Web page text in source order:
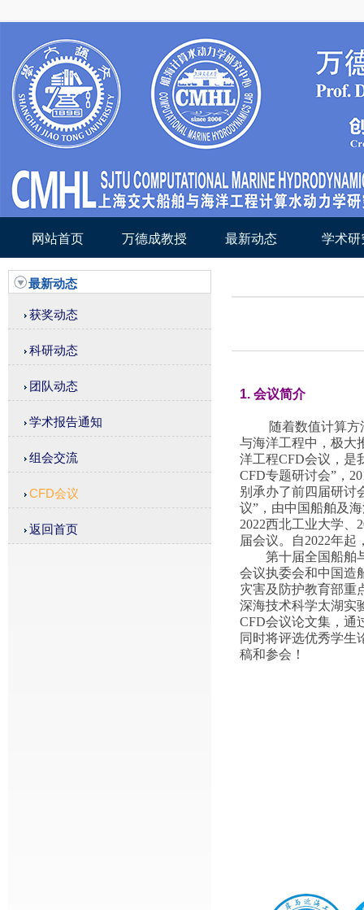
网站首页 万德成教授 最新动态 学术研
最新动态
获奖动态
科研动态
团队动态
学术报告通知
组会交流
CFD会议
返回首页
1. 会议简介
随着数值计算
与海洋工程中，极大
洋工程CFD会议，是
CFD专题研讨会”，
别承办了前四届研讨
议”，由中国船舶及
2022西北工业大学、
届会议。自2022年
第十届全国船舶
会议执委会和中国造
灾害及防护教育部重
深海技术科学太湖实
CFD会议论文集，通
同时将评选优秀学生
稿和参会！